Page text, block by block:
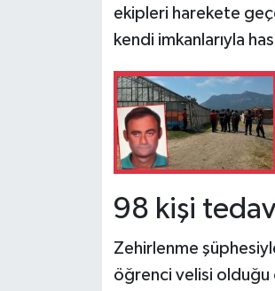
ekipleri harekete
kendi imkanlarıyla
98 kişi
Zehirlenme
öğrenci velisi olduğu